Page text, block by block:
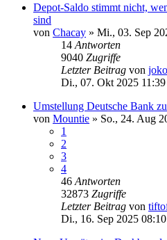
Depot-Saldo stimmt nicht,
sind
von Chacay » Mi., 03. Sep
14 Antworten
9040 Zugriffe
Letzter Beitrag von
Di., 07. Okt 2025 11:39
Umstellung Deutsche Bank
von Mountie » So., 24. Aug
1
2
3
4
46 Antworten
32873 Zugriffe
Letzter Beitrag von
Di., 16. Sep 2025 08:10